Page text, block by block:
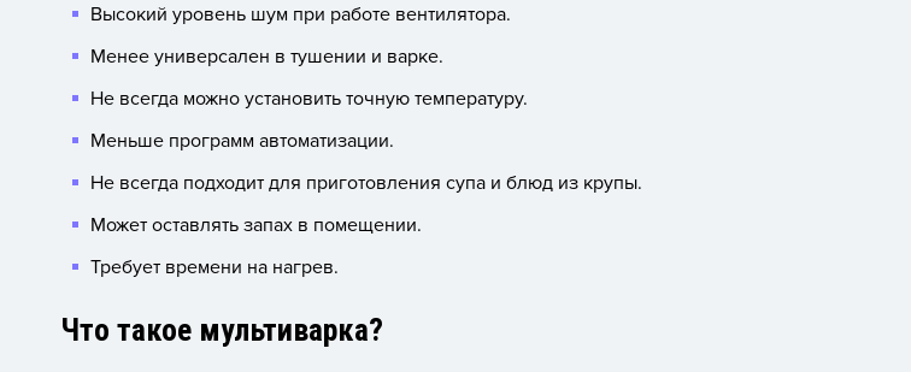
Высокий уровень шум при работе вентилятора.
Менее универсален в тушении и варке.
Не всегда можно установить точную температуру.
Меньше программ автоматизации.
Не всегда подходит для приготовления супа и блюд из крупы.
Может оставлять запах в помещении.
Требует времени на нагрев.
Что такое мультиварка?